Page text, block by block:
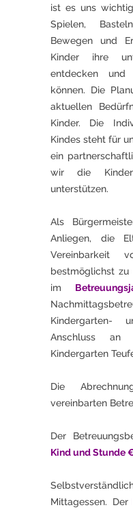
ist es uns
Spielen,
Bewegen und
Kinder ihre
entdecken und
können. Die
aktuellen
Kinder. Die
Kindes steht für
ein
wir die
unterstützen.
Als
Anliegen, die
Vereinbarkeit
bestmöglichst
im
Kindergarten-
Anschluss an
Kindergarten
Die
vereinbarten
Der
Kind und Stunde
Mittagessen. Der